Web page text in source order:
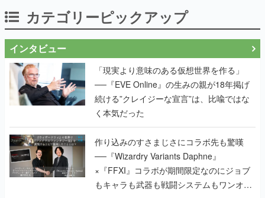
「現実より意味のある仮想世界を作る」
──『EVE Online』の生みの親が18年掲げ
く本気だった
作り込みのすさまじさにコラボ先も驚嘆
──『Wizardry Variants Daphne』
×『FFXI』コラボが期間限定なのにジョブ
もキャラも武器も戦闘システムもワンオフ
で作り込まれた理由を両ディレクターに聞
く
『TATSUJIN』の弓削雅稔×『ライデンファ
イターズ』の齋藤貴幸──かつて縦シュー全